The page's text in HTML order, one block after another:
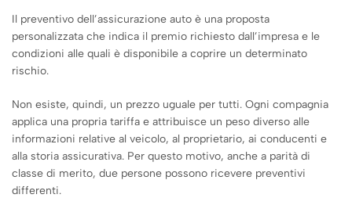
Il preventivo dell’assicurazione auto è una proposta
personalizzata che indica il premio richiesto dall’impresa e le
condizioni alle quali è disponibile a coprire un determinato
rischio.
Non esiste, quindi, un prezzo uguale per tutti. Ogni compagnia
applica una propria tariffa e attribuisce un peso diverso alle
informazioni relative al veicolo, al proprietario, ai conducenti e
alla storia assicurativa. Per questo motivo, anche a parità di
classe di merito, due persone possono ricevere preventivi
differenti.